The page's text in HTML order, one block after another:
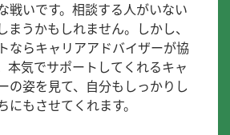
戦いです。相談する人がいない
まうかもしれません。しかし、
ならキャリアアドバイザーが協
本気でサポートしてくれるキャ
の姿を見て、自分もしっかりし
にもさせてくれます。